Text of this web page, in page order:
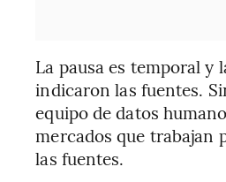
La pausa es temporal y
indicaron las fuentes.
equipo de datos
mercados que trabajan
las fuentes.